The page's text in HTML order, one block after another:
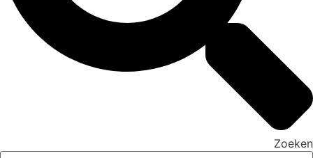
Zoeken